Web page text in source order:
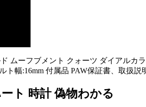
ムーフブメント クォーツ ダイアルカ
ト幅:16mm 付属品 PAW保証書、取扱説
ト 時計 偽物わかる